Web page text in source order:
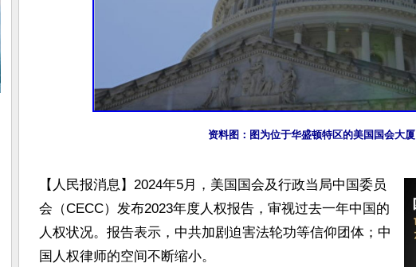
资料图：图为位于华盛顿特区的美国国会大厦
【人民报消息】2024年5月，美国国会及行政当局中国委员
会（CECC）发布2023年度人权报告，审视过去一年中国的
人权状况。报告表示，中共加剧迫害法轮功等信仰团体；中
国人权律师的空间不断缩小。